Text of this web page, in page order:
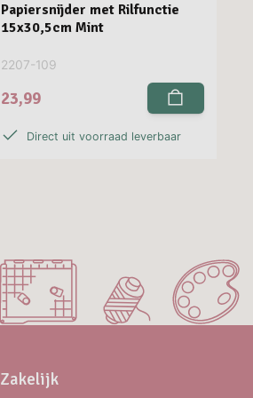
Papiersnijder met Rilfunctie
15x30,5cm Mint
2207-109
23,99
Direct uit voorraad leverbaar
Zakelijk